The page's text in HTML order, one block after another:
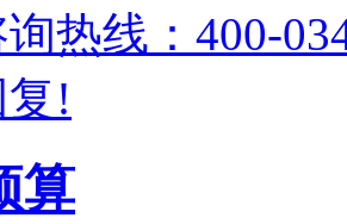
热线：400-
!
算